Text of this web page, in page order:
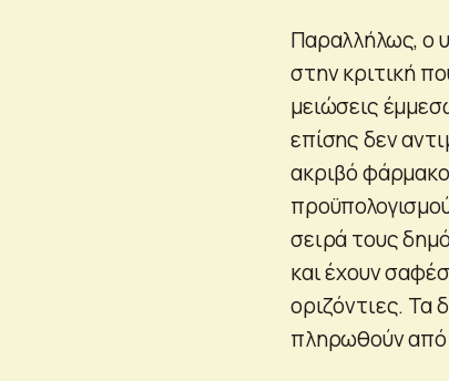
Παραλλήλως, ο
στην κριτική
μειώσεις
επίσης δεν
ακριβό
σειρά τους
και έχουν
οριζόντιες. Τα
πληρωθούν